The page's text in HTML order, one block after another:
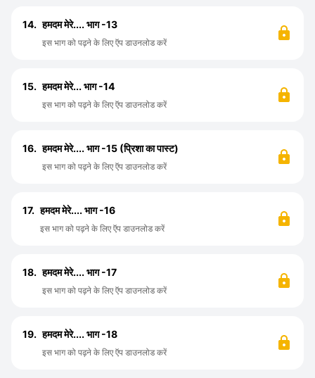
14. हमदम मेरे.... भाग -13
इस भाग को पढ़ने के लिए ऍप डाउनलोड करें
15. हमदम मेरे... भाग -14
इस भाग को पढ़ने के लिए ऍप डाउनलोड करें
16. हमदम मेरे.... भाग -15 (प्रिशा का पास्ट)
इस भाग को पढ़ने के लिए ऍप डाउनलोड करें
17. हमदम मेरे.... भाग -16
इस भाग को पढ़ने के लिए ऍप डाउनलोड करें
18. हमदम मेरे.... भाग -17
इस भाग को पढ़ने के लिए ऍप डाउनलोड करें
19. हमदम मेरे.... भाग -18
इस भाग को पढ़ने के लिए ऍप डाउनलोड करें